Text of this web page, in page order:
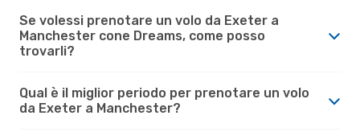
Se volessi prenotare un volo da Exeter a
Manchester cone Dreams, come posso
trovarli?
Qual è il miglior periodo per prenotare un volo
da Exeter a Manchester?